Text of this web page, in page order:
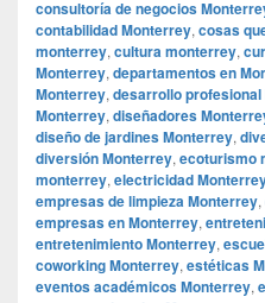
consultoría de negocios
contabilidad Monterrey, cosas
monterrey, cultura monterrey,
Monterrey, departamentos en
Monterrey, desarrollo
Monterrey, diseñadores
diseño de jardines Monterrey,
diversión Monterrey, ecoturismo
monterrey, electricidad
empresas de limpieza Monterrey,
empresas en Monterrey,
entretenimiento Monterrey,
coworking Monterrey, estéticas
eventos académicos Monterrey,